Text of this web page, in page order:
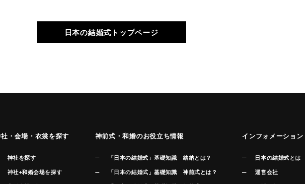
日本の結婚式トップページ
・会場・衣裳を探す
神社を探す
神社+和婚会場を探す
神前式・和婚のお役立ち情報
「日本の結婚式」基礎知識 結納とは？
「日本の結婚式」基礎知識 神前式とは？
インフォメーション
日本の結婚式とは
運営会社